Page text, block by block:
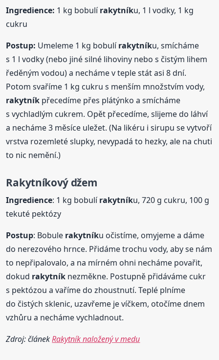
Ingredience: 1 kg bobulírakytníku, 1 l vodky, 1 kg
cukru
Postup: Umeleme 1 kg bobulírakytníku, smícháme
s 1 l vodky (nebo jiné silné lihoviny nebo s čistým lihem
ředěným vodou) a necháme v teple stát asi 8 dní.
Potom svaříme 1 kg cukru s menším množstvím vody,
rakytník přecedíme přes plátýnko a smícháme
s vychladlým cukrem. Opět přecedíme, slijeme do láhví
a necháme 3 měsíce uležet. (Na likéru i sirupu se vytvoří
vrstva rozemleté slupky, nevypadá to hezky, ale na chuti
to nic nemění.)
Rakytníkový džem
Ingredience: 1 kg bobulírakytníku, 720 g cukru, 100 g
tekuté pektózy
Postup: Bobule rakytníku očistíme, omyjeme a dáme
do nerezového hrnce. Přidáme trochu vody, aby se nám
to nepřipalovalo, a na mírném ohni necháme povařit,
dokud rakytník nezměkne. Postupně přidáváme cukr
s pektózou a vaříme do zhoustnutí. Teplé plníme
do čistých sklenic, uzavřeme je víčkem, otočíme dnem
vzhůru a necháme vychladnout.
Zdroj: článekRakytník naložený v medu